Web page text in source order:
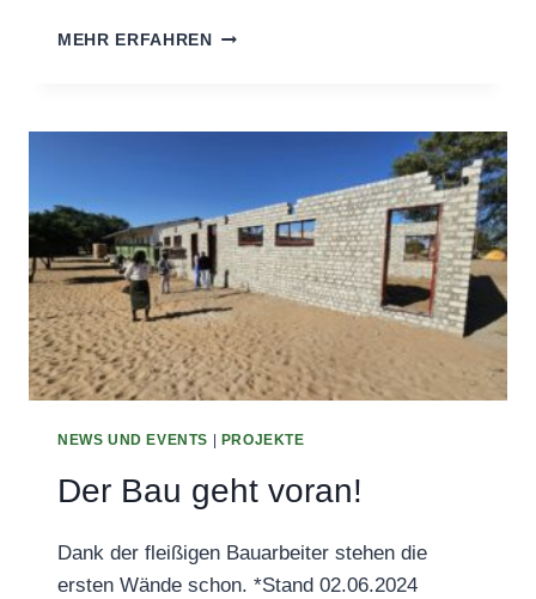
MEHR ERFAHRENDER
FORTSCHRITTE
NEWS UND EVENTS PROJEKTE
Der Bau geht voran!
Dank der fleißigen Bauarbeiter stehen die
ersten Wände schon. *Stand 02.06.2024